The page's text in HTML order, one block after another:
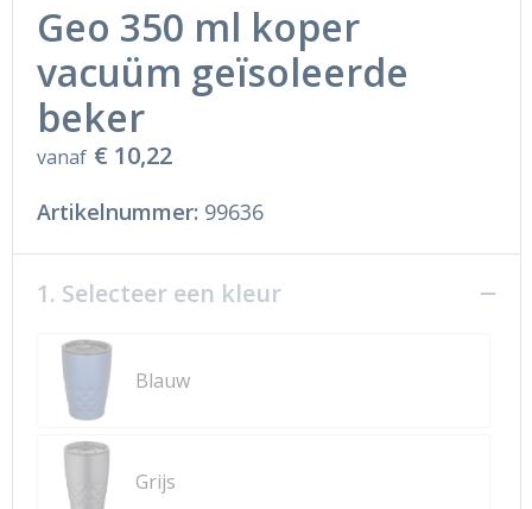
Geo 350 ml koper
vacuüm geïsoleerde
beker
vanaf € 10,22
Artikelnummer: 99636
1. Selecteer een kleur
Blauw
Grijs